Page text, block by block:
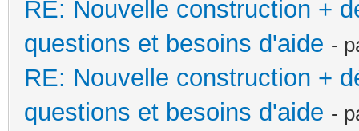
RE: Nouvelle construction +
questions et besoins d'aide -
RE: Nouvelle construction +
questions et besoins d'aide -